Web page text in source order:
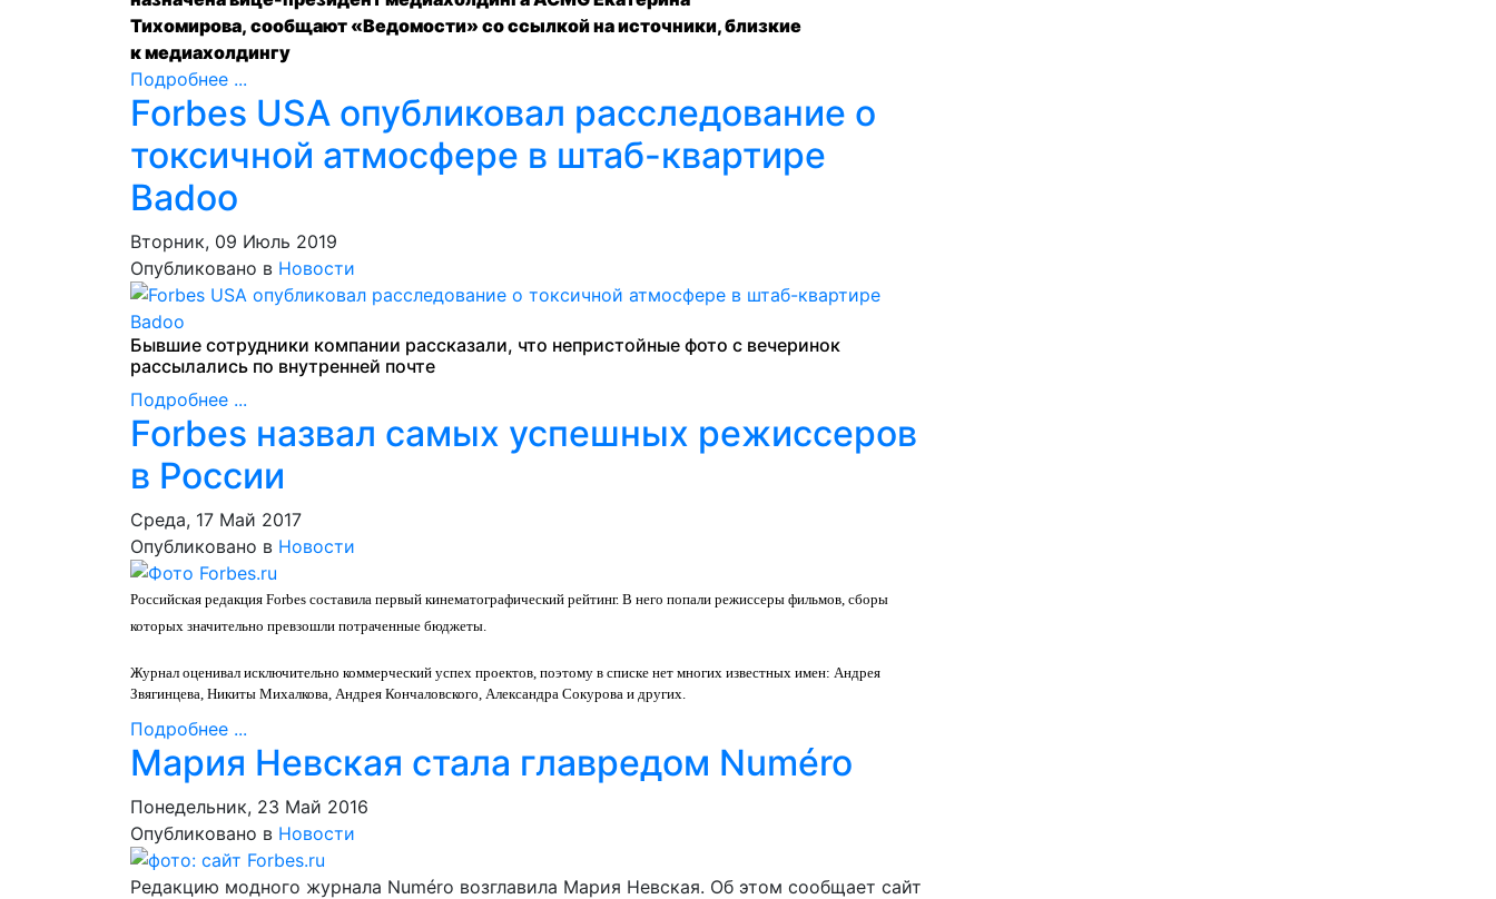
Тихомирова, сообщают «Ведомости» со ссылкой на источники, близкие
к медиахолдингу
Подробнее ...
Forbes USA опубликовал расследование о
токсичной атмосфере в штаб-квартире
Badoo
Вторник, 09 Июль 2019
Опубликовано в Новости
Бывшие сотрудники компании рассказали, что непристойные фото с вечеринок
рассылались по внутренней почте
Подробнее ...
Forbes назвал самых успешных режиссеров
в России
Среда, 17 Май 2017
Опубликовано в Новости
Российская редакция Forbes составила первый кинематографический рейтинг. В него попали режиссеры фильмов, сборы
которых значительно превзошли потраченные бюджеты.
Журнал оценивал исключительно коммерческий успех проектов, поэтому в списке нет многих известных имен: Андрея
Звягинцева, Никиты Михалкова, Андрея Кончаловского, Александра Сокурова и других.
Подробнее ...
Мария Невская стала главредом Numéro
Понедельник, 23 Май 2016
Опубликовано в Новости
Редакцию модного журнала Numéro возглавила Мария Невская. Об этом сообщает сайт